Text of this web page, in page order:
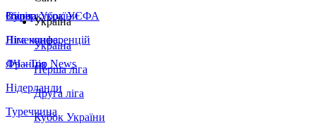
Збірна України
Італія
Німеччина
Франція
Нідерланди
Туреччина
Суперкубок УЄФА
Ліга конференцій
ЛЧ - Top News
Україна
Україна
Перша ліга
Друга ліга
Кубок України